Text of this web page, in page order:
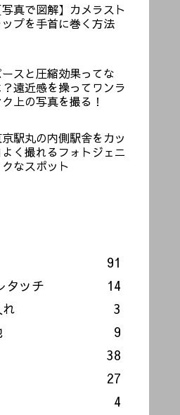
写真で図解】カメラスト
ップを手首に巻く方法
ースと圧縮効果ってな
？遠近感を操ってワンラ
ク上の写真を撮る！
駅丸の内側駅舎をカッ
よく撮れるフォトジェニ
クなスポット
91
タッチ
14
3
9
38
27
4